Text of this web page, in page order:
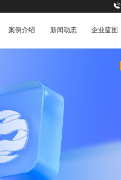
案例介绍 新闻动态 企业蓝图